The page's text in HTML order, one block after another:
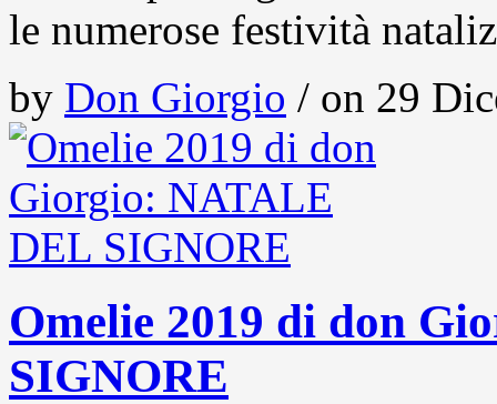
le numerose festività
by Don Giorgio / on 29
Omelie 2019 di don
SIGNORE